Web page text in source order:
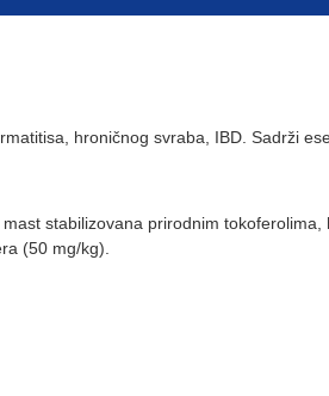
hroničnog svraba, IBD. Sadrži
stabilizovana prirodnim
(50 mg/kg).